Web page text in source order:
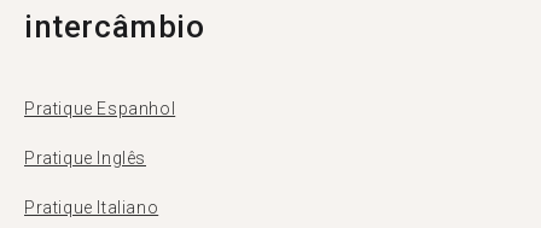
intercâmbio
Pratique Espanhol
Pratique Inglês
Pratique Italiano